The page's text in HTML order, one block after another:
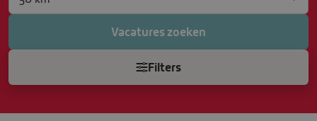
Filters
Vacatures zoeken